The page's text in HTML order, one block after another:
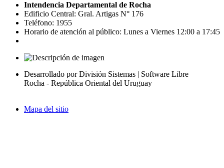
Intendencia Departamental de Rocha
Edificio Central: Gral. Artigas N° 176
Teléfono: 1955
Horario de atención al público: Lunes a Viernes 12:00 a 17:45
Desarrollado por División Sistemas | Software Libre
Rocha - República Oriental del Uruguay
Mapa del sitio